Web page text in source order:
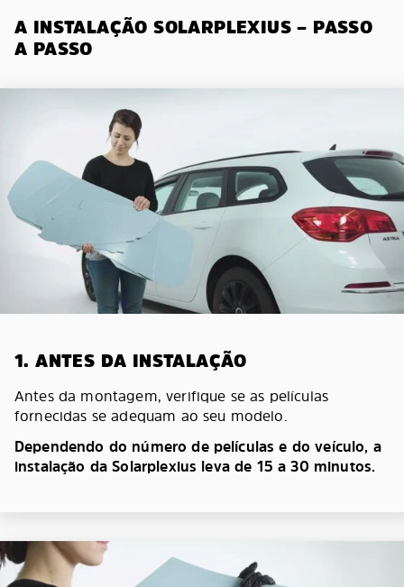
A INSTALAÇÃO SOLARPLEXIUS – PASSO
A PASSO
1. ANTES DA INSTALAÇÃO
Antes da montagem, verifique se as películas
fornecidas se adequam ao seu modelo.
Dependendo do número de películas e do veículo, a
instalação da Solarplexius leva de 15 a 30 minutos.